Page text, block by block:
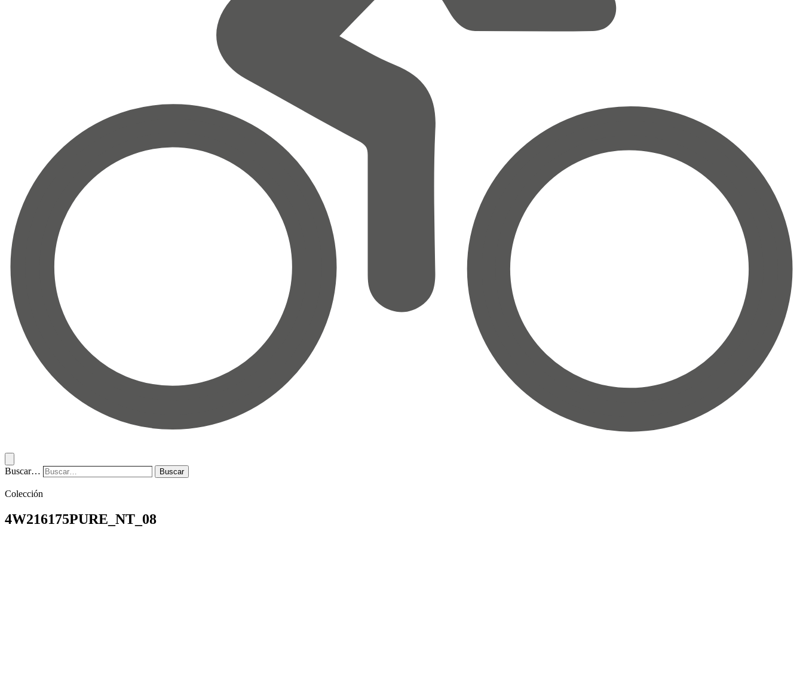
Buscar… Buscar
Colección
4W216175PURE_NT_08